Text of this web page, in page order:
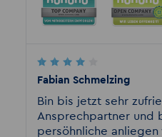
Fabian Schmelzing
Bin bis jetzt sehr
Ansprechpartner und
persöhnliche anliegen